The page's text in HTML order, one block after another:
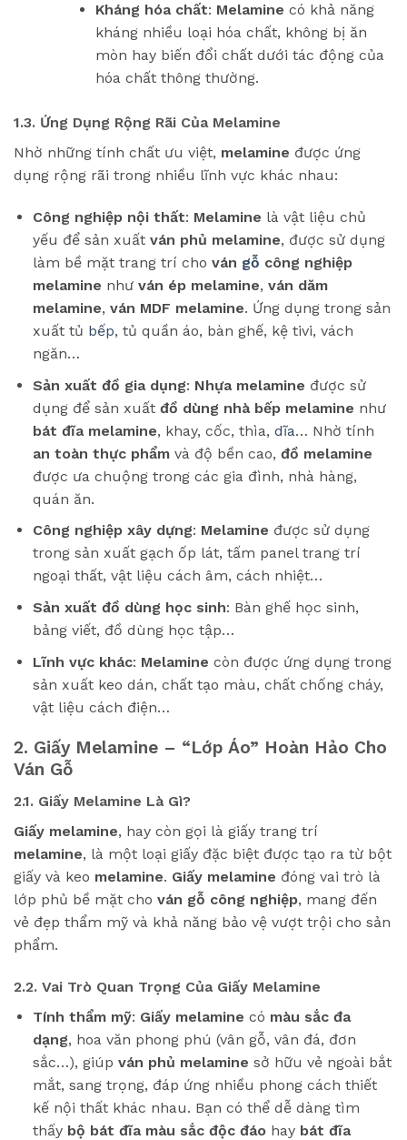
Kháng hóa chất: Melamine có khả năng
kháng nhiều loại hóa chất, không bị ăn
mòn hay biến đổi chất dưới tác động của
hóa chất thông thường.
1.3. Ứng Dụng Rộng Rãi Của Melamine
Nhờ những tính chất ưu việt, melamine được ứng
dụng rộng rãi trong nhiều lĩnh vực khác nhau:
Công nghiệp nội thất: Melamine là vật liệu chủ
yếu để sản xuất ván phủ melamine, được sử dụng
làm bề mặt trang trí cho ván gỗ công nghiệp
melamine như ván ép melamine, ván dăm
melamine, ván MDF melamine. Ứng dụng trong sản
xuất tủ bếp, tủ quần áo, bàn ghế, kệ tivi, vách
ngăn…
Sản xuất đồ gia dụng: Nhựa melamine được sử
dụng để sản xuất đồ dùng nhà bếp melamine như
bát đĩa melamine, khay, cốc, thìa, dĩa… Nhờ tính
an toàn thực phẩmvà độ bền cao, đồ melamine
được ưa chuộng trong các gia đình, nhà hàng,
quán ăn.
Công nghiệp xây dựng: Melamine được sử dụng
trong sản xuất gạch ốp lát, tấm panel trang trí
ngoại thất, vật liệu cách âm, cách nhiệt…
Sản xuất đồ dùng học sinh: Bàn ghế học sinh,
bảng viết, đồ dùng học tập…
Lĩnh vực khác: Melamine còn được ứng dụng trong
sản xuất keo dán, chất tạo màu, chất chống cháy,
vật liệu cách điện…
2. Giấy Melamine – “Lớp Áo” Hoàn Hảo Cho
Ván Gỗ
2.1. Giấy Melamine Là Gì?
Giấy melamine, hay còn gọi là giấy trang trí
melamine, là một loại giấy đặc biệt được tạo ra từ bột
giấy và keo melamine. Giấy melamine đóng vai trò là
lớp phủ bề mặt cho ván gỗ công nghiệp, mang đến
vẻ đẹp thẩm mỹ và khả năng bảo vệ vượt trội cho sản
phẩm.
2.2. Vai Trò Quan Trọng Của Giấy Melamine
Tính thẩm mỹ: Giấy melamine có màu sắc đa
dạng, hoa văn phong phú (vân gỗ, vân đá, đơn
sắc…), giúp ván phủ melamine sở hữu vẻ ngoài bắt
mắt, sang trọng, đáp ứng nhiều phong cách thiết
kế nội thất khác nhau. Bạn có thể dễ dàng tìm
thấy bộ bát đĩa màu sắc độc đáohay bát đĩa